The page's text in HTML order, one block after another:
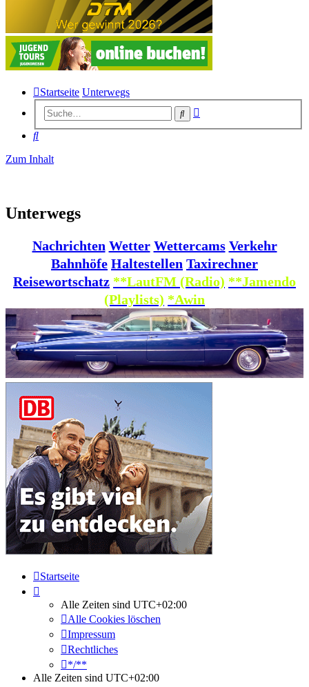
Startseite Unterwegs
Suche
Suche
Zum Inhalt
Unterwegs
Nachrichten Wetter Wettercams Verkehr
Bahnhöfe Haltestellen Taxirechner
Reisewortschatz **LautFM (Radio) **Jamendo
(Playlists) *Awin
Startseite
Alle Zeiten sind UTC+02:00
Alle Cookies löschen
Impressum
Rechtliches
*/**
Alle Zeiten sind UTC+02:00